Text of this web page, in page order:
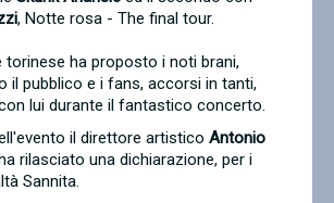
, Notte rosa - The final tour.
torinese ha proposto i noti brani,
il pubblico e i fans, accorsi in tanti,
lui durante il fantastico concerto.
il direttore artistico Antonio
rilasciato una dichiarazione, per i
Sannita.